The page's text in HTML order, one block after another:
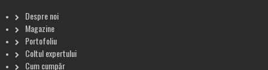
Despre noi
Magazine
Portofoliu
Coltul expertului
Cum cumpăr